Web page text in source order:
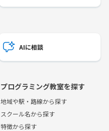
AIに相談
プログラミング教室を探す
地域や駅・路線から探す
スクール名から探す
特徴から探す